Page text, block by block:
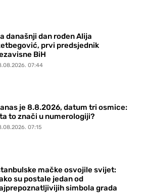
današnji dan rođen Alija
prvi predsjednik
BiH
07:44
je 8.8.2026, datum tri osmice:
to znači u numerologiji?
07:15
mačke osvojile svijet:
su postale jedan od
simbola grada